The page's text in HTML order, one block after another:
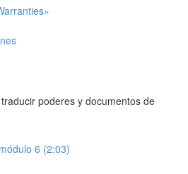
poderes y documentos de
6 (2:03)